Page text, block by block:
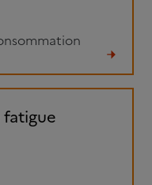
le
fatigue